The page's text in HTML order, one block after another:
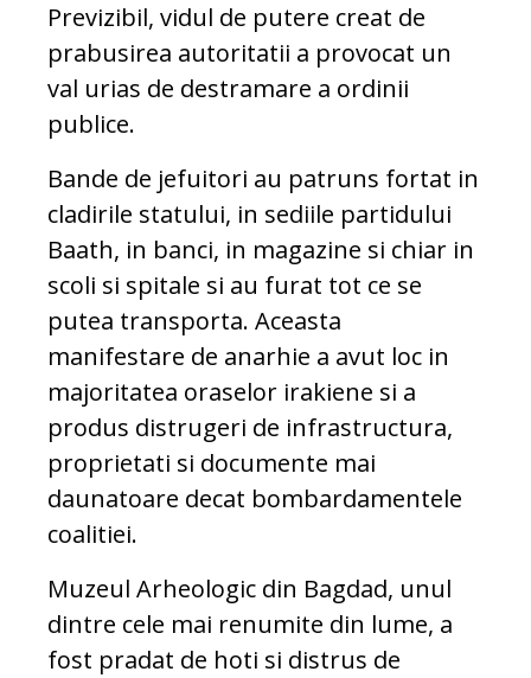
Previzibil, vidul de putere creat de
prabusirea autoritatii a provocat un
val urias de destramare a ordinii
publice.
Bande de jefuitori au patruns fortat in
cladirile statului, in sediile partidului
Baath, in banci, in magazine si chiar in
scoli si spitale si au furat tot ce se
putea transporta. Aceasta
manifestare de anarhie a avut loc in
majoritatea oraselor irakiene si a
produs distrugeri de infrastructura,
proprietati si documente mai
daunatoare decat bombardamentele
coalitiei.
Muzeul Arheologic din Bagdad, unul
dintre cele mai renumite din lume, a
fost pradat de hoti si distrus de